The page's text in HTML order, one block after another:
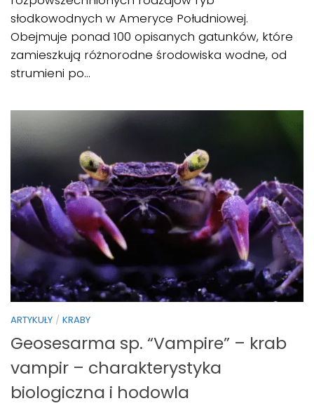
słodkowodnych w Ameryce Południowej.
Obejmuje ponad 100 opisanych gatunków, które
zamieszkują różnorodne środowiska wodne, od
strumieni po...
ARTYKUŁY / KRABY
Geosesarma sp. “Vampire” – krab
vampir – charakterystyka
biologiczna i hodowla